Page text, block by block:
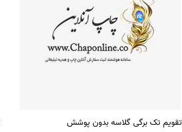
تقویم تک برگی گلاسه بدون پوشش